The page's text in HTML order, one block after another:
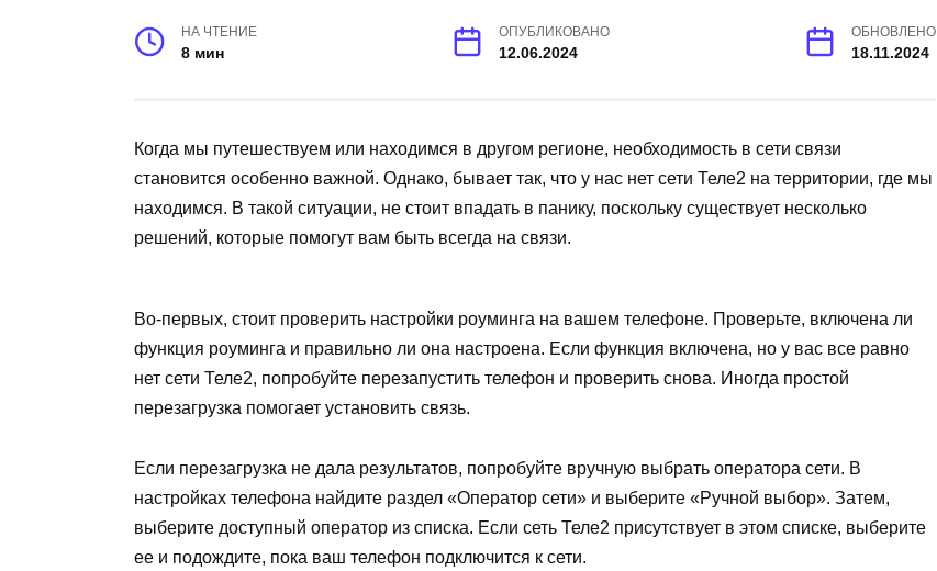
НА ЧТЕНИЕ
8 мин
ОПУБЛИКОВАНО
12.06.2024
ОБНОВЛЕНО
18.11.2024
Когда мы путешествуем или находимся в другом регионе, необходимость в сети связи
становится особенно важной. Однако, бывает так, что у нас нет сети Теле2 на территории, где мы
находимся. В такой ситуации, не стоит впадать в панику, поскольку существует несколько
решений, которые помогут вам быть всегда на связи.
Во-первых, стоит проверить настройки роуминга на вашем телефоне. Проверьте, включена ли
функция роуминга и правильно ли она настроена. Если функция включена, но у вас все равно
нет сети Теле2, попробуйте перезапустить телефон и проверить снова. Иногда простой
перезагрузка помогает установить связь.
Если перезагрузка не дала результатов, попробуйте вручную выбрать оператора сети. В
настройках телефона найдите раздел «Оператор сети» и выберите «Ручной выбор». Затем,
выберите доступный оператор из списка. Если сеть Теле2 присутствует в этом списке, выберите
ее и подождите, пока ваш телефон подключится к сети.